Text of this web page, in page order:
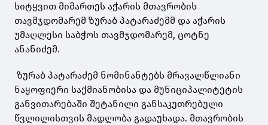
სიტყვით მიმართეს აჭარის მთავრობის
თავმჯდომარემ ზურაბ პატარაძემმ და აჭარის
უმაღლესი საბჭოს თავმჯდომარემ, ცოტნე
ანანიძემ.
ზურაბ პატარაძემ ნომინანტებს მრავალწლიანი
ნაყოფიერი საქმიანობისა და მუნიციპალიტეტის
განვითარებაში შეტანილი განსაკუთრებული
წვლილისთვის მადლობა გადაუხადა. მთავრობის